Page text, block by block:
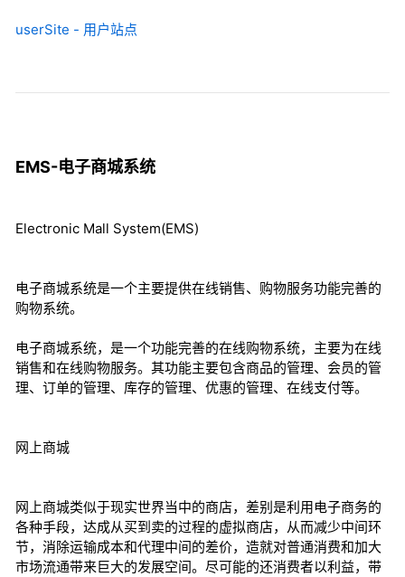
userSite - 用户站点
EMS-电子商城系统
Electronic Mall System(EMS)
电子商城系统是一个主要提供在线销售、购物服务功能完善的
购物系统。
电子商城系统，是一个功能完善的在线购物系统，主要为在线
销售和在线购物服务。其功能主要包含商品的管理、会员的管
理、订单的管理、库存的管理、优惠的管理、在线支付等。
网上商城
网上商城类似于现实世界当中的商店，差别是利用电子商务的
各种手段，达成从买到卖的过程的虚拟商店，从而减少中间环
节，消除运输成本和代理中间的差价，造就对普通消费和加大
市场流通带来巨大的发展空间。尽可能的还消费者以利益，带